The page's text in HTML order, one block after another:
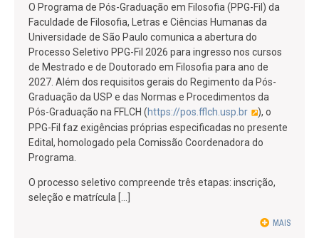
O Programa de Pós-Graduação em Filosofia (PPG-Fil) da
Faculdade de Filosofia, Letras e Ciências Humanas da
Universidade de São Paulo comunica a abertura do
Processo Seletivo PPG-Fil 2026 para ingresso nos cursos
de Mestrado e de Doutorado em Filosofia para ano de
2027. Além dos requisitos gerais do Regimento da Pós-
Graduação da USP e das Normas e Procedimentos da
Pós-Graduação na FFLCH (https://pos.fflch.usp.br
), o
PPG-Fil faz exigências próprias especificadas no presente
Edital, homologado pela Comissão Coordenadora do
Programa.
O processo seletivo compreende três etapas: inscrição,
seleção e matrícula [...]
MAIS